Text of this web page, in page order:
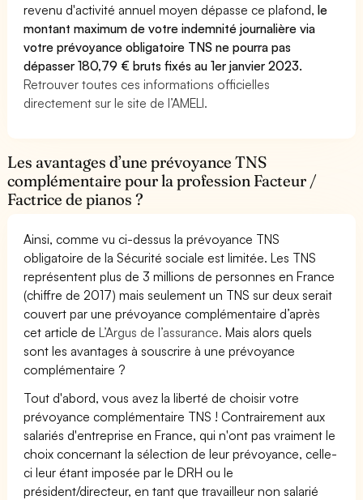
revenu d'activité annuel moyen dépasse ce plafond,le
montant maximum de votre indemnité journalière via
votre prévoyance obligatoire TNS ne pourra pas
dépasser 180,79 € bruts fixés au 1er janvier 2023.
Retrouver toutes ces informations officielles
directement sur le site de l’AMELI.
Les avantages d’une prévoyance TNS
complémentaire pour la profession Facteur /
Factrice de pianos ?
Ainsi, comme vu ci-dessus la prévoyance TNS
obligatoire de la Sécurité sociale est limitée. Les TNS
représentent plus de 3 millions de personnes en France
(chiffre de 2017) mais seulement un TNS sur deux serait
couvert par une prévoyance complémentaire d’après
cet article deL’Argus de l’assurance. Mais alors quels
sont les avantages à souscrire à une prévoyance
complémentaire ?
Tout d'abord, vous avez la liberté de choisir votre
prévoyance complémentaire TNS ! Contrairement aux
salariés d'entreprise en France, qui n'ont pas vraiment le
choix concernant la sélection de leur prévoyance, celle-
ci leur étant imposée par le DRH ou le
président/directeur, en tant que travailleur non salarié